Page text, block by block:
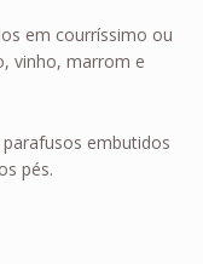
em courríssimo ou
vinho, marrom e
embutidos
pés.